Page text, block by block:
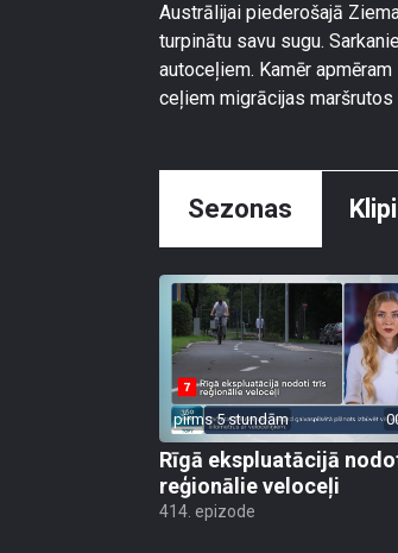
Austrālijai piederošajā
turpinātu savu sugu.
autoceļiem. Kamēr
ceļiem migrācijas
Sezonas Klipi
pirms 5 stundām
Rīgā ekspluatācijā
reģionālie veloceļi
414. epizode